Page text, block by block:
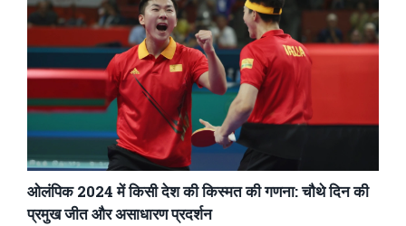
ओलंपिक 2024 में किसी देश की किस्मत की गणना: चौथे दिन की
प्रमुख जीत और असाधारण प्रदर्शन